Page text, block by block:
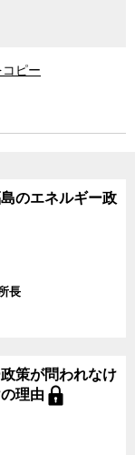
いくことが予想さ
ても、先に認定を
こったが、その全て
半分以上が、FIT導
消費者の負担を必要
FITの制度設計は世
は言う。日本がFIT
を導入しており、
かわらずだ。
て飯田氏は、日本
先進国に比べて学
の政策決定過程は、
コンサルに投げる
が問題で、それが
ピー
のエネルギー政
長
策が問われなけ
理由